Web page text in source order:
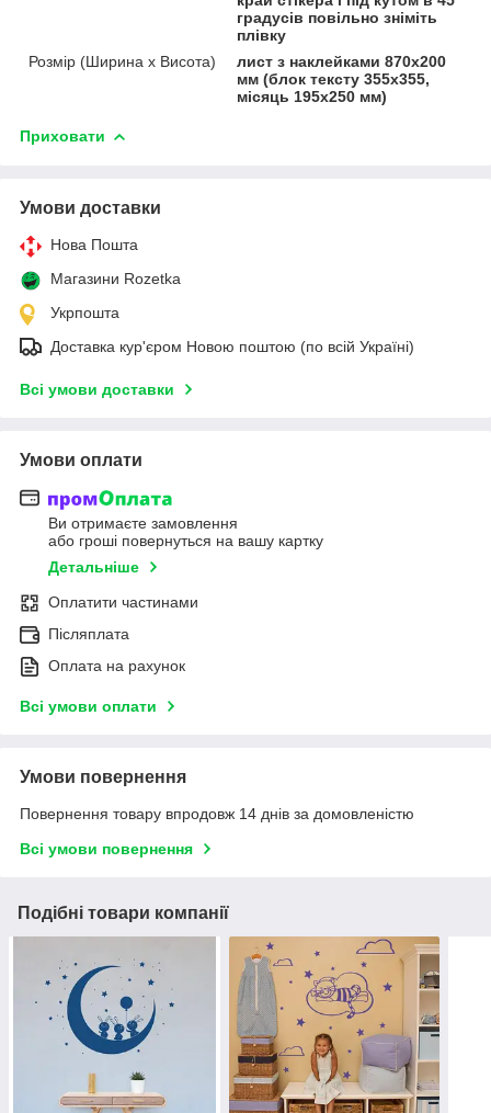
градусів повільно зніміть
плівку
Розмір (Ширина х Висота)
лист з наклейками 870х200
мм (блок тексту 355х355,
місяць 195х250 мм)
Приховати
Умови доставки
Нова Пошта
Магазини Rozetka
Укрпошта
Доставка кур'єром Новою поштою (по всій Україні)
Всі умови доставки
Умови оплати
Ви отримаєте замовлення
або гроші повернуться на вашу картку
Детальніше
Оплатити частинами
Післяплата
Оплата на рахунок
Всі умови оплати
Умови повернення
Повернення товару впродовж 14 днів за домовленістю
Всі умови повернення
Подібні товари компанії